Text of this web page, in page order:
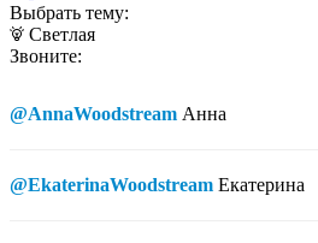
Выбрать тему:
Светлая
Звоните:
@AnnaWoodstream Анна
@EkaterinaWoodstream Екатерина